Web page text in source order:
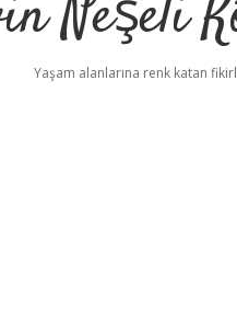
Neşeli
Yaşam alanlarına renk katan